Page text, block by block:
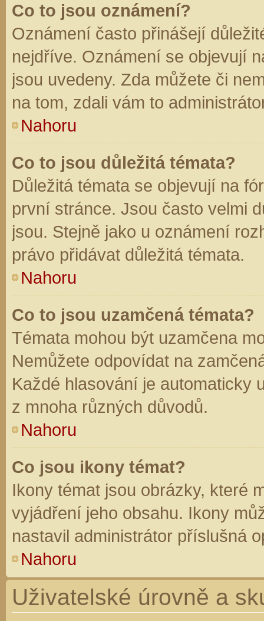
Co to jsou oznámení?
Oznámení často přinášejí
nejdříve. Oznámení se objevují
jsou uvedeny. Zda můžete či
na tom, zdali vám to
Nahoru
Co to jsou důležitá témata?
Důležitá témata se objevují na
první stránce. Jsou často velmi
jsou. Stejně jako u oznámení
právo přidávat důležitá témata.
Nahoru
Co to jsou uzamčená témata?
Témata mohou být uzamčena
Nemůžete odpovídat na
Každé hlasování je automaticky
z mnoha různých důvodů.
Nahoru
Co jsou ikony témat?
Ikony témat jsou obrázky, které
vyjádření jeho obsahu. Ikony
nastavil administrátor příslušná
Nahoru
Uživatelské úrovně a